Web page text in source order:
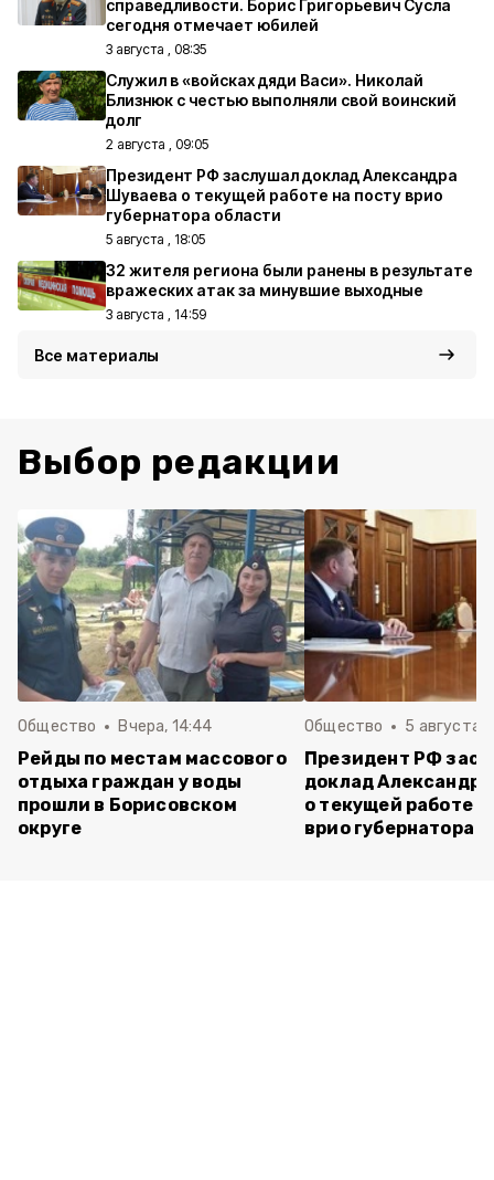
справедливости. Борис Григорьевич Сусла
сегодня отмечает юбилей
3 августа , 08:35
Служил в «войсках дяди Васи». Николай
Близнюк с честью выполняли свой воинский
долг
2 августа , 09:05
Президент РФ заслушал доклад Александра
Шуваева о текущей работе на посту врио
губернатора области
5 августа , 18:05
32 жителя региона были ранены в результате
вражеских атак за минувшие выходные
3 августа , 14:59
Все материалы
Выбор редакции
Общество Вчера, 14:44
Рейды по местам массового
отдыха граждан у воды
прошли в Борисовском
округе
Общество 5 августа ,
Президент РФ
доклад
о текущей работе
врио губернатора